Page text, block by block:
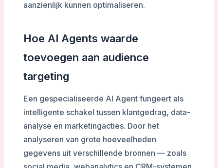
aanzienlijk kunnen optimaliseren.
Hoe AI Agents waarde
toevoegen aan audience
targeting
Een gespecialiseerde AI Agent fungeert als
intelligente schakel tussen klantgedrag, data-
analyse en marketingacties. Door het
analyseren van grote hoeveelheden
gegevens uit verschillende bronnen — zoals